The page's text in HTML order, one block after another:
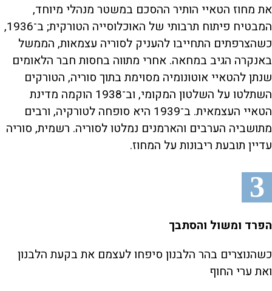
את מחוז הטאיי הותיר ההסכם במשטר מנהלי מיוחד,
המבטיח פיתוח תרבותי של האוכלוסייה הטורקית; ב־1936,
כשהצרפתים התחייבו להעניק לסוריה עצמאות, הממשל
באנקרה הגיב במחאה. אחרי מתווה בחסות חבר הלאומים
שנתן להטאיי אוטונומיה מסוימת בתוך סוריה, הטורקים
השתלטו על השלטון המקומי, וב־1938 הוקמה מדינת
הטאיי העצמאית. ב־1939 היא סופחה לטורקיה, ורבים
מתושביה הערבים והארמנים נמלטו לסוריה. רשמית, סוריה
עדיין תובעת ריבונות על המחוז.
3
הפרד ומשול והסתבך
כשהנוצרים בהר הלבנון סיפחו לעצמם את בקעת הלבנון
ואת ערי החוף